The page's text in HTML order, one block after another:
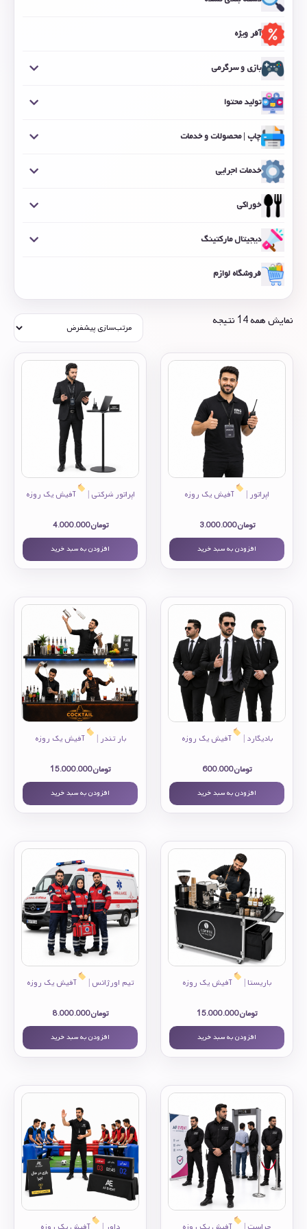
آفر ویژه
بازی و سرگرمی
تولید محتوا
چاپ | محصولات و خدمات
خدمات اجرایی
خوراکی
دیجیتال مارکتینگ
فروشگاه لوازم
نمایش همه 14 نتیجه
اپراتور | آفیش یک روزه
تومان3.000.000
افزودن به سبد خرید
اپراتور شرکتی | آفیش یک روزه
تومان4.000.000
افزودن به سبد خرید
بادیگارد | آفیش یک روزه
تومان600.000
افزودن به سبد خرید
بار تندر | آفیش یک روزه
تومان15.000.000
افزودن به سبد خرید
باریستا | آفیش یک روزه
تومان15.000.000
افزودن به سبد خرید
تیم اورژانس | آفیش یک روزه
تومان8.000.000
افزودن به سبد خرید